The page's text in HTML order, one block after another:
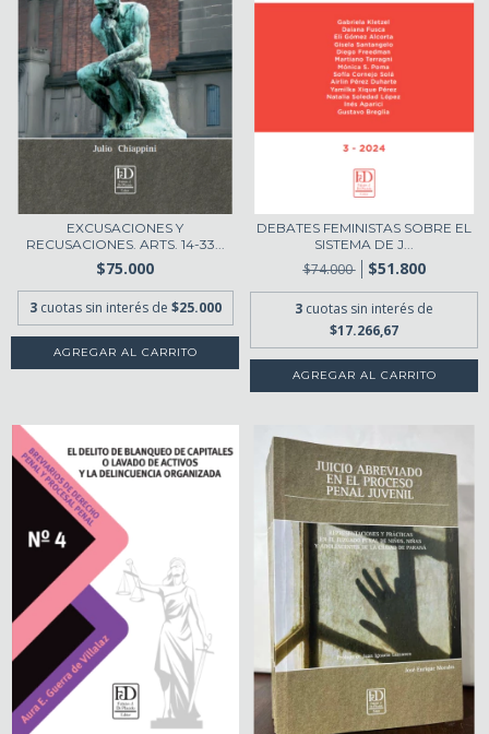
EXCUSACIONES Y
RECUSACIONES. ARTS. 14-33...
$75.000
3 cuotas sin interés de $25.000
DEBATES FEMINISTAS SOBRE EL
SISTEMA DE J...
$74.000 $51.800
3 cuotas sin interés de
$17.266,67